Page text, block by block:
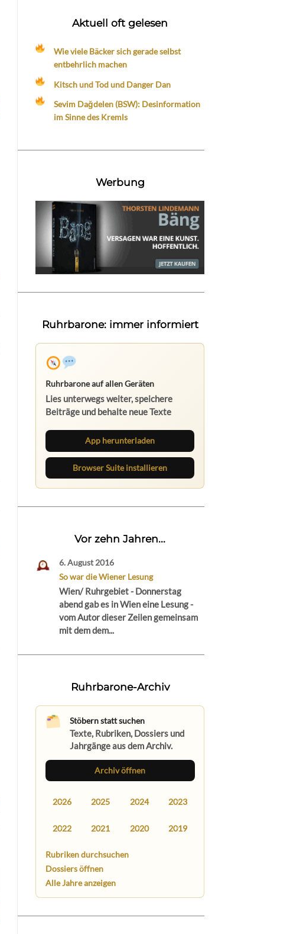
Aktuell oft gelesen
Wie viele Bäcker sich gerade selbst
entbehrlich machen
Kitsch und Tod und Danger Dan
Sevim Dağdelen (BSW): Desinformation
im Sinne des Kremls
Werbung
Ruhrbarone: immer informiert
Ruhrbarone auf allen Geräten
Lies unterwegs weiter, speichere
Beiträge und behalte neue Texte
App herunterladen
Browser Suite installieren
Vor zehn Jahren...
6. August 2016
So war die Wiener Lesung
Wien/ Ruhrgebiet - Donnerstag
abend gab es in Wien eine Lesung -
vom Autor dieser Zeilen gemeinsam
mit dem dem...
Ruhrbarone-Archiv
Stöbern statt suchen
Texte, Rubriken, Dossiers und
Jahrgänge aus dem Archiv.
Archiv öffnen
2026 2025 2024 2023
2022 2021 2020 2019
Rubriken durchsuchen
Dossiers öffnen
Alle Jahre anzeigen